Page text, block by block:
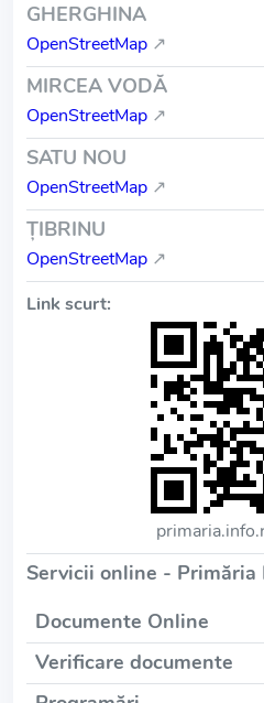
GHERGHINA
OpenStreetMap ↗
MIRCEA VODĂ
OpenStreetMap ↗
SATU NOU
OpenStreetMap ↗
ŢIBRINU
OpenStreetMap ↗
Link scurt:
Servicii online - Primăria
Documente Online
Verificare documente